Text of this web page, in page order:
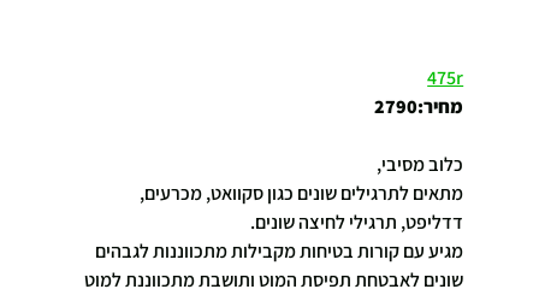
475r
מחיר:2790
כלוב מסיבי,
מתאים לתרגילים שונים כגון סקוואט, מכרעים,
דדליפט, תרגילי לחיצה שונים.
מגיע עם קורות בטיחות מקבילות מתכווננות לגבהים
שונים לאבטחת תפיסת המוט ותושבת מתכווננת למוט